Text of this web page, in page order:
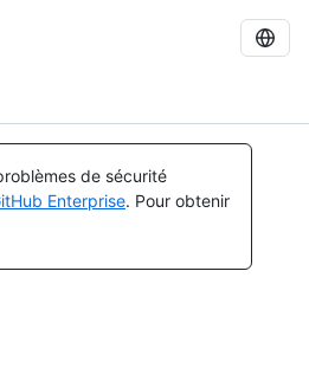
de sécurité
Enterprise. Pour obtenir